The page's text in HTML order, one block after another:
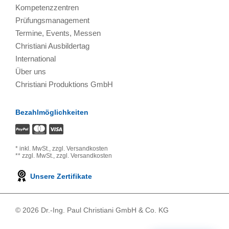
Kompetenzzentren
Prüfungsmanagement
Termine, Events, Messen
Christiani Ausbildertag
International
Über uns
Christiani Produktions GmbH
Bezahlmöglichkeiten
* inkl. MwSt., zzgl. Versandkosten
** zzgl. MwSt., zzgl. Versandkosten
Unsere Zertifikate
© 2026 Dr.-Ing. Paul Christiani GmbH & Co. KG